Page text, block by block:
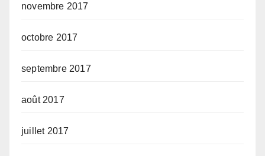
novembre 2017
octobre 2017
septembre 2017
août 2017
juillet 2017